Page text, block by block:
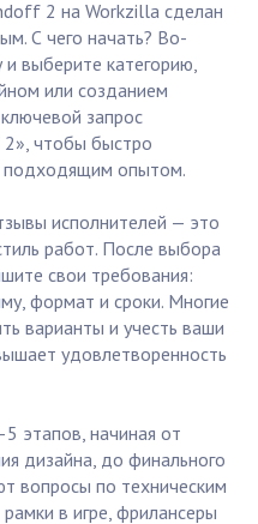
2 на Workzilla сделан
С чего начать? Во-
выберите категорию,
или созданием
запрос
чтобы быстро
подходящим опытом.
исполнителей — это
работ. После выбора
свои требования:
формат и сроки. Многие
варианты и учесть ваши
удовлетворенность
этапов, начиная от
дизайна, до финального
вопросы по техническим
в игре, фрилансеры